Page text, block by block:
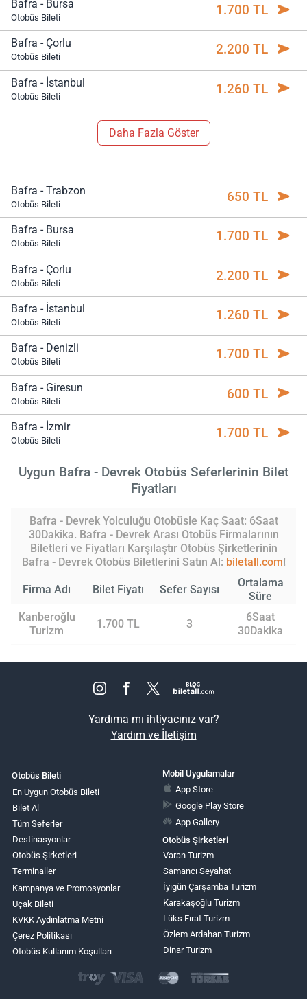
Bafra - Bursa
Otobüs Bileti 1.700 TL
Bafra - Çorlu
Otobüs Bileti 2.200 TL
Bafra - İstanbul
Otobüs Bileti 1.260 TL
Daha Fazla Göster
Bafra - Trabzon
Otobüs Bileti 650 TL
Bafra - Bursa
Otobüs Bileti 1.700 TL
Bafra - Çorlu
Otobüs Bileti 2.200 TL
Bafra - İstanbul
Otobüs Bileti 1.260 TL
Bafra - Denizli
Otobüs Bileti 1.700 TL
Bafra - Giresun
Otobüs Bileti 600 TL
Bafra - İzmir
Otobüs Bileti 1.700 TL
Uygun Bafra - Devrek Otobüs Seferlerinin Bilet
Fiyatları
Bafra - Devrek Yolculuğu Otobüsle Kaç Saat: 6Saat
30Dakika. Bafra - Devrek Arası Otobüs Firmalarının
Biletleri ve Fiyatları Karşılaştır Otobüs Şirketlerinin
Bafra - Devrek Otobüs Biletlerini Satın Al: biletall.com!
Firma Adı Bilet Fiyatı Sefer Sayısı
Ortalama
Süre
Kanberoğlu
Turizm
1.700 TL 3
6Saat
30Dakika
Yardıma mı ihtiyacınız var?
Yardım ve İletişim
Otobüs Bileti
En Uygun Otobüs Bileti
Bilet Al
Tüm Seferler
Destinasyonlar
Otobüs Şirketleri
Terminaller
Kampanya ve Promosyonlar
Uçak Bileti
KVKK Aydınlatma Metni
Çerez Politikası
Otobüs Kullanım Koşulları
Mobil Uygulamalar
App Store
Google Play Store
App Gallery
Otobüs Şirketleri
Varan Turizm
Samancı Seyahat
İyigün Çarşamba Turizm
Karakaşoğlu Turizm
Lüks Fırat Turizm
Özlem Ardahan Turizm
Dinar Turizm